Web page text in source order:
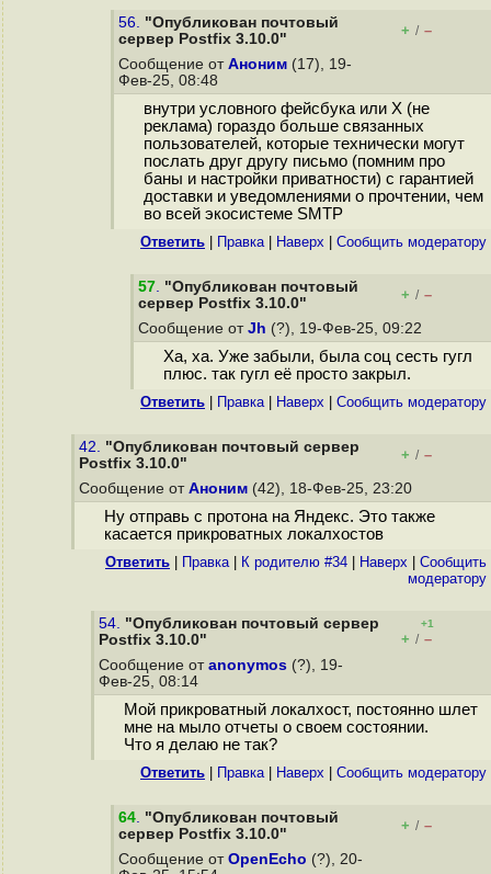
56. "Опубликован почтовый
сервер Postfix 3.10.0"
+ / –
Сообщение от Аноним (17), 19-
Фев-25, 08:48
внутри условного фейсбука или Х (не
реклама) гораздо больше связанных
пользователей, которые технически могут
послать друг другу письмо (помним про
баны и настройки приватности) с гарантией
доставки и уведомлениями о прочтении, чем
во всей экосистеме SMTP
Ответить Правка| Наверх Cообщить модератору
57. "Опубликован почтовый
сервер Postfix 3.10.0"
+ / –
Сообщение от Jh (?), 19-Фев-25, 09:22
Ха, ха. Уже забыли, была соц сесть гугл
плюс. так гугл её просто закрыл.
Ответить Правка| Наверх Cообщить модератору
42. "Опубликован почтовый сервер
Postfix 3.10.0"
+ / –
Сообщение от Аноним (42), 18-Фев-25, 23:20
Ну отправь с протона на Яндекс. Это также
касается прикроватных локалхостов
Ответить Правка| К родителю #34 Наверх
Cообщить
модератору
54. "Опубликован почтовый сервер
Postfix 3.10.0"
+1
+ / –
Сообщение от anonymos (?), 19-
Фев-25, 08:14
Мой прикроватный локалхост, постоянно шлет
мне на мыло отчеты о своем состоянии.
Что я делаю не так?
Ответить Правка| Наверх Cообщить модератору
64. "Опубликован почтовый
сервер Postfix 3.10.0"
+ / –
Сообщение от OpenEcho (?), 20-